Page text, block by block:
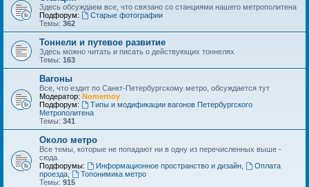
Здесь обсуждаем все, что связано со станциями нашего метрополитена
Подфорум:
Старые фотографии
Темы: 362
Тоннели и путевое развитие
Здесь можно читать и писать о действующих тоннелях
Темы: 163
Вагоны
Все, что ездит по Санкт-Петербургскому метро, обсуждается тут
Модератор: Nomernoy
Подфорум:
Типы и модификации вагонов Петербургского
Метрополитена
Темы: 341
Около метро
Все темы, которые не попадают ни в одну из перечисленных выше -
сюда.
Подфорумы:
Информационное пространство и дизайн,
Оплата
проезда
Топонимика метро
Темы: 915